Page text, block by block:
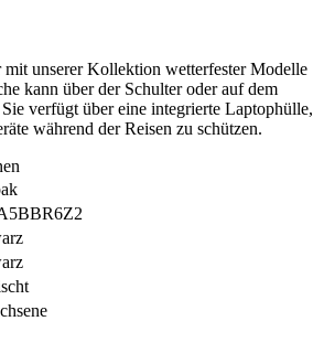
mit unserer Kollektion wetterfester Modelle
kann über der Schulter oder auf dem
verfügt über eine integrierte Laptophülle,
während der Reisen zu schützen.